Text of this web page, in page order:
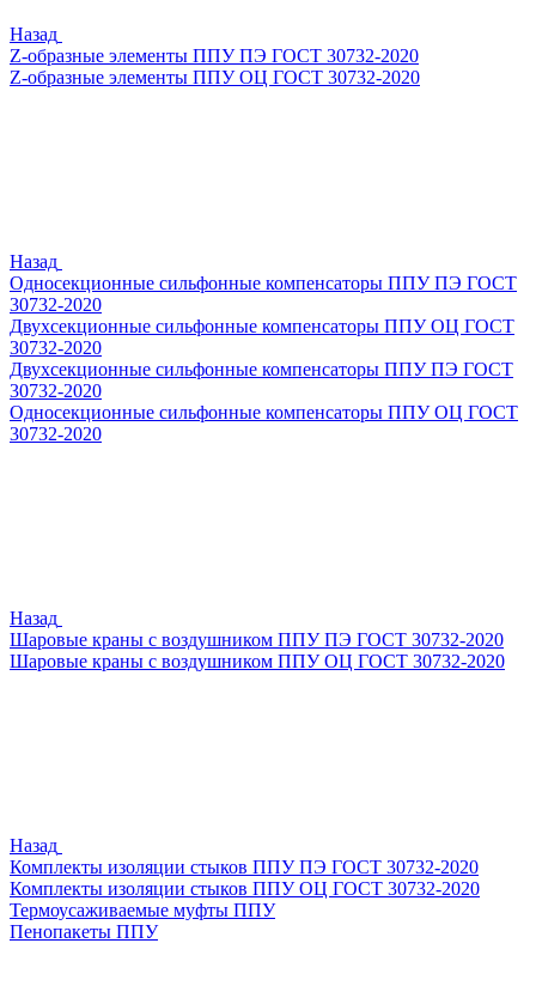
Назад
Z-образные элементы ППУ ПЭ ГОСТ 30732-2020
Z-образные элементы ППУ ОЦ ГОСТ 30732-2020
Назад
Односекционные сильфонные компенсаторы ППУ ПЭ ГОСТ
30732-2020
Двухсекционные сильфонные компенсаторы ППУ ОЦ ГОСТ
30732-2020
Двухсекционные сильфонные компенсаторы ППУ ПЭ ГОСТ
30732-2020
Односекционные сильфонные компенсаторы ППУ ОЦ ГОСТ
30732-2020
Назад
Шаровые краны с воздушником ППУ ПЭ ГОСТ 30732-2020
Шаровые краны с воздушником ППУ ОЦ ГОСТ 30732-2020
Назад
Комплекты изоляции стыков ППУ ПЭ ГОСТ 30732-2020
Комплекты изоляции стыков ППУ ОЦ ГОСТ 30732-2020
Термоусаживаемые муфты ППУ
Пенопакеты ППУ